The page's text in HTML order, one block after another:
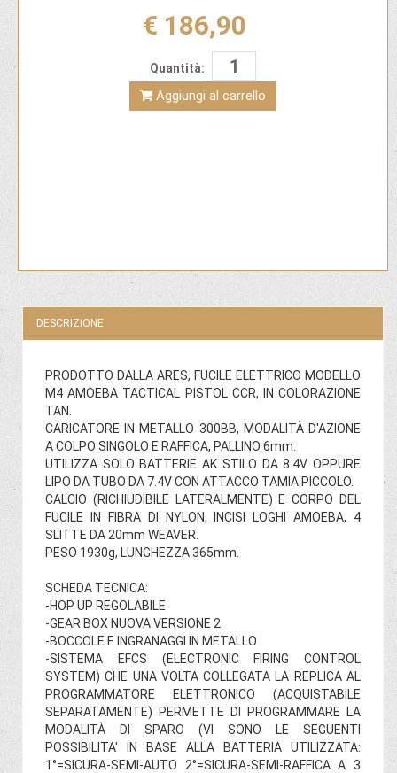
€ 186,90
Quantità:
Aggiungi al carrello
DESCRIZIONE
PRODOTTO DALLA ARES, FUCILE ELETTRICO MODELLO
M4 AMOEBA TACTICAL PISTOL CCR, IN COLORAZIONE
TAN.
CARICATORE IN METALLO 300BB, MODALITÀ D'AZIONE
A COLPO SINGOLO E RAFFICA, PALLINO 6mm.
UTILIZZA SOLO BATTERIE AK STILO DA 8.4V OPPURE
LIPO DA TUBO DA 7.4V CON ATTACCO TAMIA PICCOLO.
CALCIO (RICHIUDIBILE LATERALMENTE) E CORPO DEL
FUCILE IN FIBRA DI NYLON, INCISI LOGHI AMOEBA, 4
SLITTE DA 20mm WEAVER.
PESO 1930g, LUNGHEZZA 365mm.
SCHEDA TECNICA:
-HOP UP REGOLABILE
-GEAR BOX NUOVA VERSIONE 2
-BOCCOLE E INGRANAGGI IN METALLO
-SISTEMA EFCS (ELECTRONIC FIRING CONTROL
SYSTEM) CHE UNA VOLTA COLLEGATA LA REPLICA AL
PROGRAMMATORE ELETTRONICO (ACQUISTABILE
SEPARATAMENTE) PERMETTE DI PROGRAMMARE LA
MODALITÀ DI SPARO (VI SONO LE SEGUENTI
POSSIBILITA' IN BASE ALLA BATTERIA UTILIZZATA:
1°=SICURA-SEMI-AUTO 2°=SICURA-SEMI-RAFFICA A 3